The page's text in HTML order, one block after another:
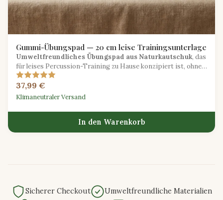
Gummi-Übungspad — 20 cm leise Trainingsunterlage
Umweltfreundliches Übungspad aus Naturkautschuk, das
für leises Percussion-Training zu Hause konzipiert ist, ohne
Ihren Haushalt zu stören.
37,99 €
Klimaneutraler Versand
In den Warenkorb
Sicherer Checkout
Umweltfreundliche Materialien